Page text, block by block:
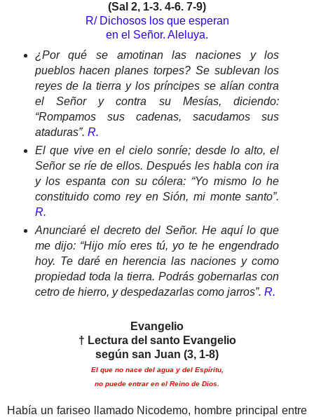
(Sal 2, 1-3. 4-6. 7-9)
R/ Dichosos los que esperan
en el Señor. Aleluya.
¿Por qué se amotinan las naciones y los
pueblos hacen planes torpes? Se sublevan los
reyes de la tierra y los príncipes se alían contra
el Señor y contra su Mesías, diciendo:
“Rompamos sus cadenas, sacudamos sus
ataduras”. R.
El que vive en el cielo sonríe; desde lo alto, el
Señor se ríe de ellos. Después les habla con ira
y los espanta con su cólera: “Yo mismo lo he
constituido como rey en Sión, mi monte santo”.
R.
Anunciaré el decreto del Señor. He aquí lo que
me dijo: “Hijo mío eres tú, yo te he engendrado
hoy. Te daré en herencia las naciones y como
propiedad toda la tierra. Podrás gobernarlas con
cetro de hierro, y despedazarlas como jarros”. R.
Evangelio
† Lectura del santo Evangelio
según san Juan (3, 1-8)
El que no nace del agua y del Espíritu,
no puede entrar en el Reino de Dios.
Había un fariseo llamado Nicodemo, hombre principal entre